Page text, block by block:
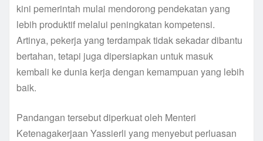
kini pemerintah mulai mendorong pendekatan yang
lebih produktif melalui peningkatan kompetensi.
Artinya, pekerja yang terdampak tidak sekadar dibantu
bertahan, tetapi juga dipersiapkan untuk masuk
kembali ke dunia kerja dengan kemampuan yang lebih
baik.
Pandangan tersebut diperkuat oleh Menteri
Ketenagakerjaan Yassierli yang menyebut perluasan